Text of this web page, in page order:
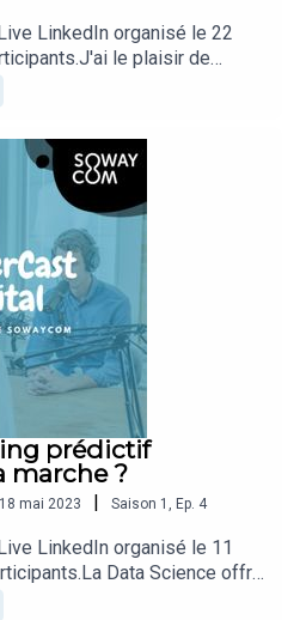
LinkedIn organisé le 22
le plaisir de
pour parler de
prédictif
marche ?
mai 2023 Saison 1 , Ep. 4
LinkedIn organisé le 11
Data Science offre
pour anticiper et